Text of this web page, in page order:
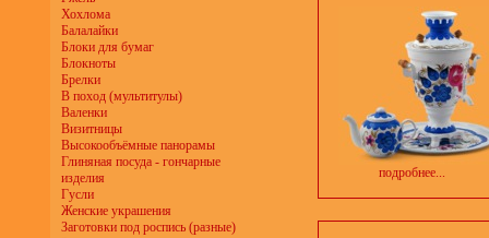
Хохлома
Балалайки
Блоки для бумаг
Блокноты
Брелки
В поход (мультитулы)
Валенки
Визитницы
Высокообъёмные панорамы
Глиняная посуда - гончарные
изделия
Гусли
Женские украшения
Заготовки под роспись (разные)
подробнее...